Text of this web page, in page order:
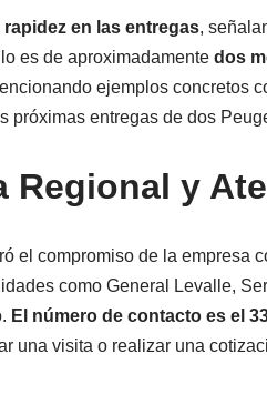
rapidez en las entregas,
es de aproximadamente dos
ejemplos concretos
próximas entregas de dos
Regional y
el compromiso de la empresa
como General Levalle,
El número de contacto es el
una visita o realizar una